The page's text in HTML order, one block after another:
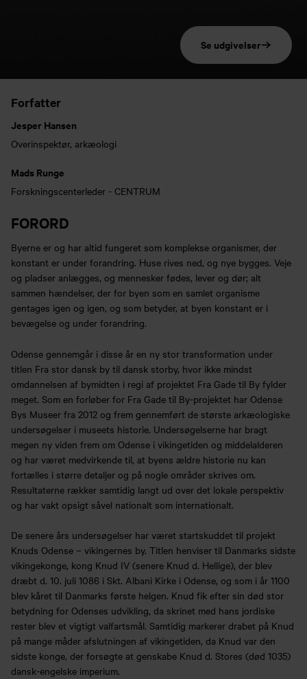
Se udgivelser
Forfatter
Jesper Hansen
Overinspektør, arkæologi
Mads Runge
Forskningscenterleder - CENTRUM
FORORD
Byerne er og har altid fungeret som komplekse organismer, der
konstant er under forandring. Huse rives ned, og nye bygges. Veje
og pladser anlægges, og mennesker fødes, lever og dør; alt
sammen hændelser, der for byen som en samlet organisme
gentages igen og igen, og som betyder, at byen konstant er i
bevægelse og under forandring.
Odense gennemgår i disse år en ny stor transformation under
titlen Fra stor dansk by til dansk storby, hvor ikke mindst
omdannelsen af bymidten i regi af projektet Fra Gade til By fylder
meget. Som en forløber for Fra Gade til By-projektet har Odense
Bys Museer fra 2012 og frem gennemført de største arkæologiske
undersøgelser i museets historie. Undersøgelserne har bragt
megen ny viden frem om Odense i vikingetiden og middelalderen
og har været medvirkende til, at byens ældre historie nu kan
fortælles i større detaljer og på nogle områder skrives om.
Resultaterne rækker samtidig langt ud over det lokale perspektiv
og har vakt opsigt såvel nationalt som internationalt.
De senere års undersøgelser har været startskuddet til projekt
Knuds Odense – vikingernes by. Titlen henviser til Danmarks sidste
vikingekonge, kong Knud IV (senere Knud d. Hellige), der blev
dræbt d. 10. juli 1086 i Skt. Albani Kirke i Odense, og som i år 1100
blev kåret til Danmarks første helgen. Knud fik efter sin død stor
betydning for Odenses udvikling, da skrinet med hans jordiske
rester blev et vigtigt valfartsmål. Samtidig markerer drabet på Knud
på mange måder afslutningen af vikingetiden, da Knud var den
sidste konge, der forsøgte at genskabe Knud d. Stores (død 1035)
dansk-engelske imperium.